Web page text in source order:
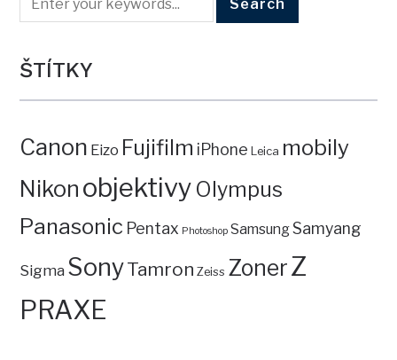
ŠTÍTKY
Canon Eizo Fujifilm iPhone Leica mobily
Nikon objektivy Olympus
Panasonic Pentax Photoshop SamsungSamyang
Sigma SonyTamron Zeiss ZonerZ
PRAXE